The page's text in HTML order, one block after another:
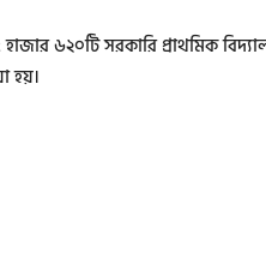
৬২০টি সরকারি প্রাথমিক
হয়।